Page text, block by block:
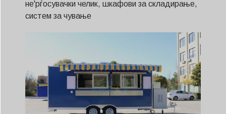
не'рѓосувачки челик, шкафови за складирање,
систем за чување